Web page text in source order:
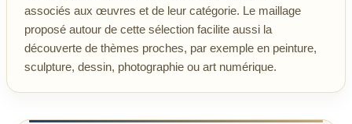
associés aux œuvres et de leur catégorie. Le maillage
proposé autour de cette sélection facilite aussi la
découverte de thèmes proches, par exemple en peinture,
sculpture, dessin, photographie ou art numérique.